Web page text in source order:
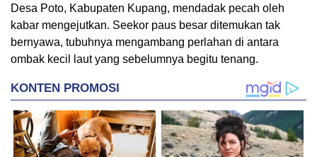
Desa Poto, Kabupaten Kupang, mendadak pecah oleh
kabar mengejutkan. Seekor paus besar ditemukan tak
bernyawa, tubuhnya mengambang perlahan di antara
ombak kecil laut yang sebelumnya begitu tenang.